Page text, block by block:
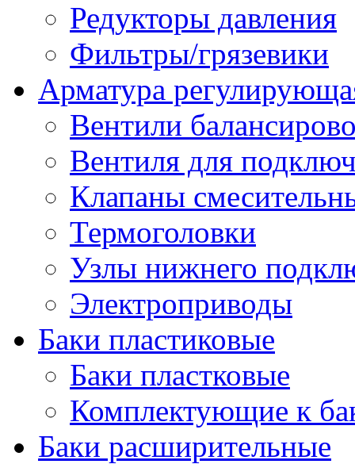
Редукторы давления
Фильтры/грязевики
Арматура
Вентили
Вентиля для
Клапаны
Термоголовки
Узлы нижнего
Электроприводы
Баки пластиковые
Баки пластковые
Комплектующие к
Баки расширительные